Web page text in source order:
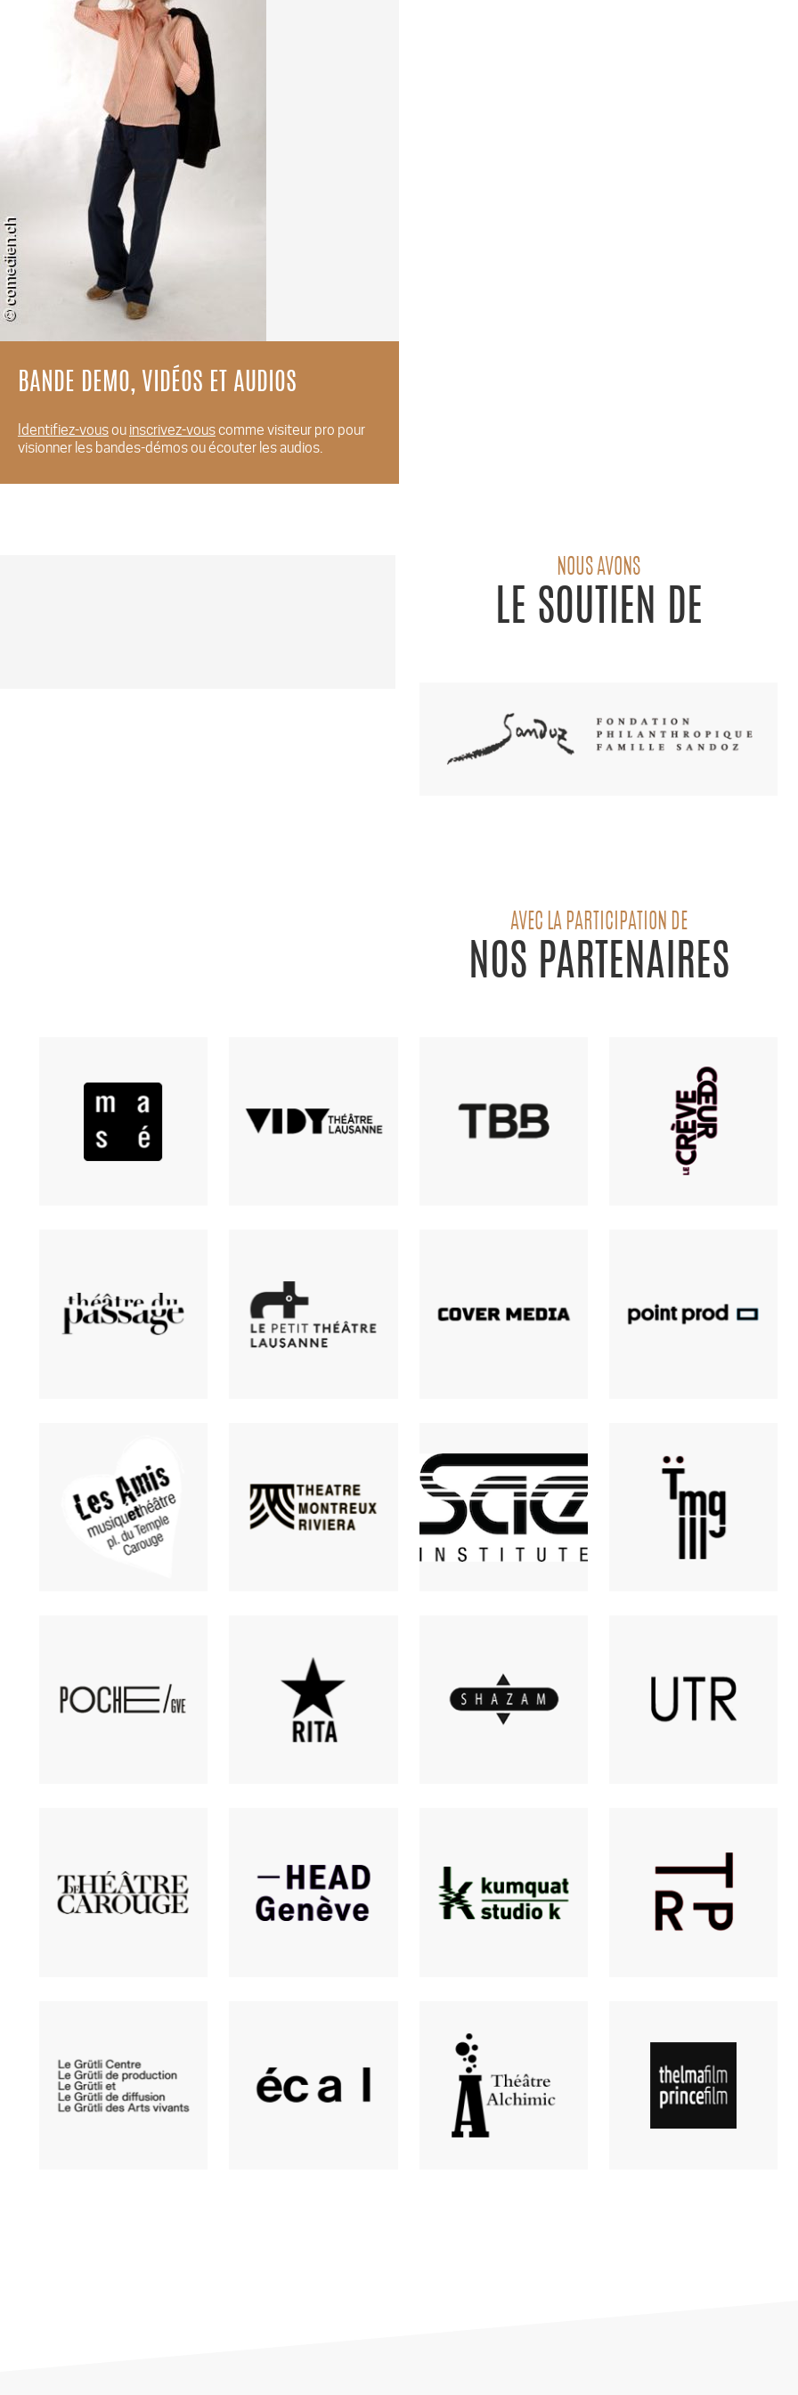
BANDE DEMO, VIDÉOS ET AUDIOS
Identifiez-vousou inscrivez-vouscomme visiteur pro pour
visionner les bandes-démos ou écouter les audios.
NOUS AVONS
LE SOUTIEN DE
AVEC LA PARTICIPATION DE
NOS PARTENAIRES